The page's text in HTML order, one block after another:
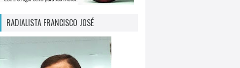
RADIALISTA FRANCISCO JOSÉ